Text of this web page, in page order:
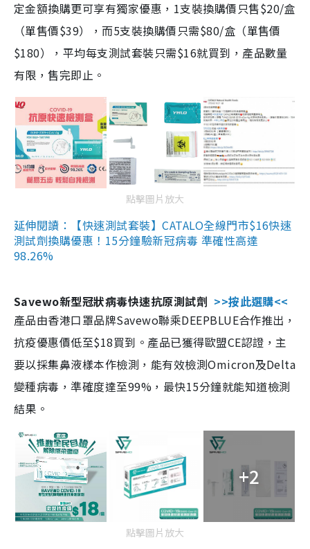
定金額換購更可享有獨家優惠，1支裝換購價只售$20/盒
（單售價$39），而5支裝換購價只需$80/盒（單售價
$180），平均每支測試套裝只需$16就買到，產品數量
有限，售完即止。
點擊圖片放大
延伸閱讀：【快速測試套裝】CATALO全線門市$16快速
測試劑換購優惠！15分鐘驗新冠病毒 準確性高達
98.26%
Savewo新型冠狀病毒快速抗原測試劑 >>按此選購<<
產品由香港口罩品牌Savewo聯乘DEEPBLUE合作推出，
抗疫優惠價低至$18買到。產品已獲得歐盟CE認證，主
要以採集鼻液樣本作檢測，能有效檢測Omicron及Delta
變種病毒，準確度達至99%，最快15分鐘就能知道檢測
結果。
+2
點擊圖片放大